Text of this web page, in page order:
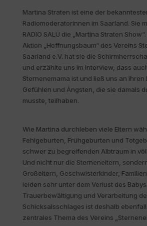
Martina Straten ist eine der
Radiomoderatorinnen im Saarland. Sie
RADIO SALÜ die „Martina Straten
Aktion „Hoffnungsbaum“ des Vereins
Saarland e.V. hat sie die
und erzählte uns im Interview, dass
Sternenemama ist und ließ uns an ihren
Gefühlen und Ängsten, die sie damals
musste, teilhaben.
Wie Martina durchleben viele Eltern
Fehlgeburten, Frühgeburten und
schwer zu begreifenden Albtraum in
Und nicht nur die Sterneneltern,
Großeltern, Geschwisterkinder,
leiden sehr unter dem Verlust des
Trauerbewältigung und Verarbeitung
Schicksalsschlages ist deshalb
zentrales Thema des Vereins